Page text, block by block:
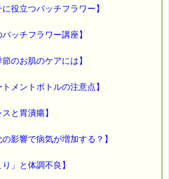
木)まで
レスキュークリーム１本当毎に
で内容確認する際に決定します。
・関連書籍、セット商品は対象外で
ート」などの割引き商品は対象外で
しかご利用いただけません。
いただけません。
info/#coupon
役立つバッチフラワー】
ッチフラワー講座】
のお肌のケアには】
メントボトルの注意点】
と胃潰瘍】
影響で病気が増加する？】
」と体調不良】